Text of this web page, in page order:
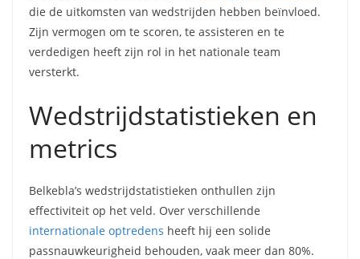
die de uitkomsten van wedstrijden hebben beïnvloed.
Zijn vermogen om te scoren, te assisteren en te
verdedigen heeft zijn rol in het nationale team
versterkt.
Wedstrijdstatistieken en
metrics
Belkebla’s wedstrijdstatistieken onthullen zijn
effectiviteit op het veld. Over verschillende
internationale optredens heeft hij een solide
passnauwkeurigheid behouden, vaak meer dan 80%.